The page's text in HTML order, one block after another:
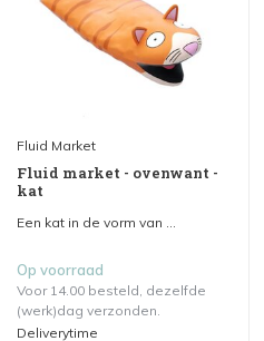
Fluid Market
Fluid market - ovenwant -
kat
Een kat in de vorm van ...
Op voorraad
Voor 14.00 besteld, dezelfde
(werk)dag verzonden.
Deliverytime